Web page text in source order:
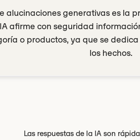
alucinaciones generativas es la
afirme con seguridad
o productos, ya que se
los hechos.
Las respuestas de la IA son